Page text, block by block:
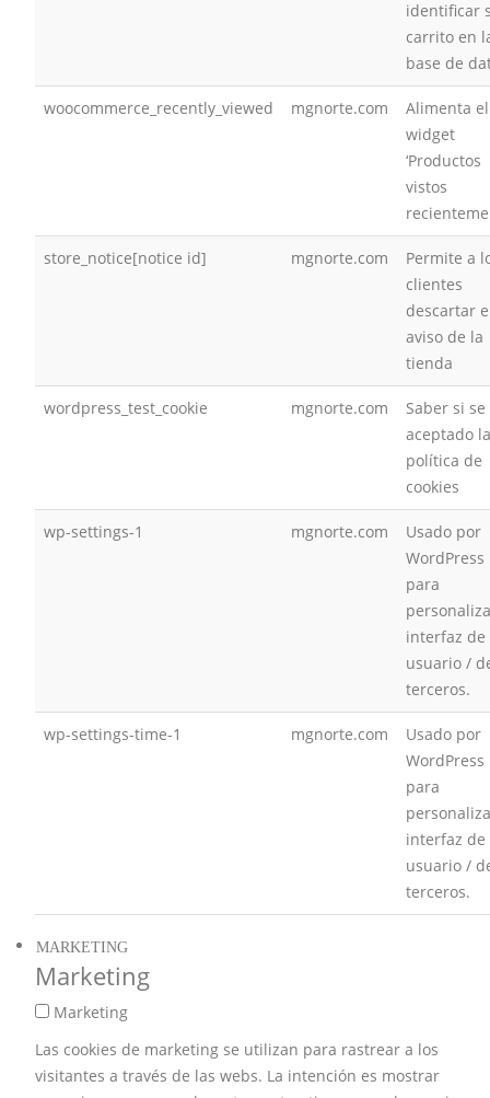
identificar
carrito en
base de
woocommerce_recently_viewed mgnorte.com
Alimenta el
widget
‘Productos
vistos
store_notice[notice id] mgnorte.com
Permite a
clientes
descartar
aviso de la
tienda
wordpress_test_cookie mgnorte.com
Saber si
aceptado la
política de
cookies
wp-settings-1 mgnorte.com
Usado por
WordPress
para
interfaz de
usuario /
terceros.
wp-settings-time-1 mgnorte.com
Usado por
WordPress
para
interfaz de
usuario /
terceros.
MARKETING
Marketing
Marketing
Las cookies de marketing se utilizan para rastrear a los
visitantes a través de las webs. La intención es mostrar